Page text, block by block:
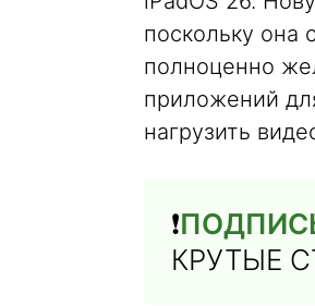
поскольку она
полноценно
приложений
нагрузить
❗️
КРУТЫЕ